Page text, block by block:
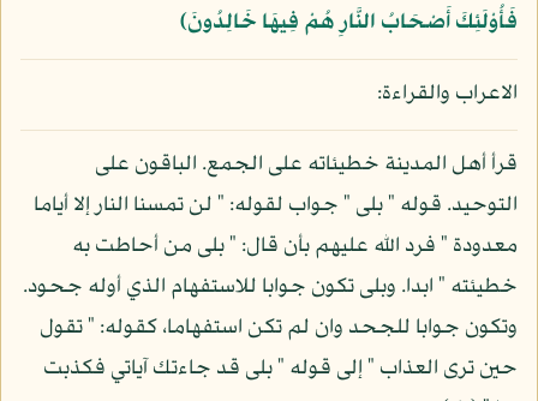
فَأُوْلَئِكَ أَصْحَابُ النَّارِ هُمْ فِيهَا خَالِدُونَ﴾
الاعراب والقراءة:
قرأ أهل المدينة خطيئاته على الجمع. الباقون على
التوحيد. قوله " بلى " جواب لقوله: " لن تمسنا النار إلا أياما
معدودة " فرد الله عليهم بأن قال: " بلى من أحاطت به
خطيئته " ابدا. وبلى تكون جوابا للاستفهام الذي أوله جحود.
وتكون جوابا للجحد وان لم تكن استفهاما، كقوله: " تقول
حين ترى العذاب " إلى قوله " بلى قد جاءتك آياتي فكذبت